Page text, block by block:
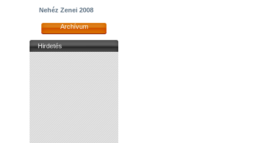
Nehéz Zenei 2008
Archívum
Hirdetés